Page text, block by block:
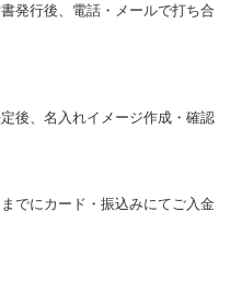
発行後、電話・メールで打ち合
定後、名入れイメージ作成・確認
でにカード・振込みにてご入金